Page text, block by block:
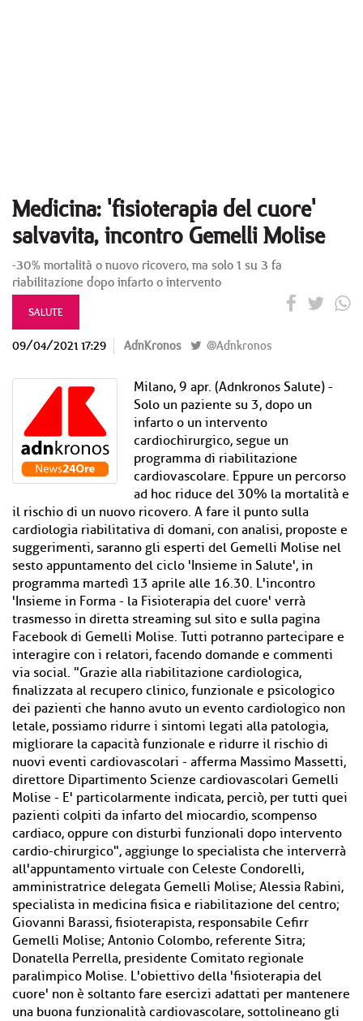
Medicina: 'fisioterapia del cuore'
salvavita, incontro Gemelli Molise
-30% mortalità o nuovo ricovero, ma solo 1 su 3 fa
riabilitazione dopo infarto o intervento
SALUTE
09/04/2021 17:29 AdnKronos @Adnkronos
Milano, 9 apr. (Adnkronos Salute) -
Solo un paziente su 3, dopo un
infarto o un intervento
cardiochirurgico, segue un
programma di riabilitazione
cardiovascolare. Eppure un percorso
ad hoc riduce del 30% la mortalità e
il rischio di un nuovo ricovero. A fare il punto sulla
cardiologia riabilitativa di domani, con analisi, proposte e
suggerimenti, saranno gli esperti del Gemelli Molise nel
sesto appuntamento del ciclo 'Insieme in Salute', in
programma martedì 13 aprile alle 16.30. L'incontro
'Insieme in Forma - la Fisioterapia del cuore' verrà
trasmesso in diretta streaming sul sito e sulla pagina
Facebook di Gemelli Molise. Tutti potranno partecipare e
interagire con i relatori, facendo domande e commenti
via social. "Grazie alla riabilitazione cardiologica,
finalizzata al recupero clinico, funzionale e psicologico
dei pazienti che hanno avuto un evento cardiologico non
letale, possiamo ridurre i sintomi legati alla patologia,
migliorare la capacità funzionale e ridurre il rischio di
nuovi eventi cardiovascolari - afferma Massimo Massetti,
direttore Dipartimento Scienze cardiovascolari Gemelli
Molise - E' particolarmente indicata, perciò, per tutti quei
pazienti colpiti da infarto del miocardio, scompenso
cardiaco, oppure con disturbi funzionali dopo intervento
cardio-chirurgico", aggiunge lo specialista che interverrà
all'appuntamento virtuale con Celeste Condorelli,
amministratrice delegata Gemelli Molise; Alessia Rabini,
specialista in medicina fisica e riabilitazione del centro;
Giovanni Barassi, fisioterapista, responsabile Cefirr
Gemelli Molise; Antonio Colombo, referente Sitra;
Donatella Perrella, presidente Comitato regionale
paralimpico Molise. L'obiettivo della 'fisioterapia del
cuore' non è soltanto fare esercizi adattati per mantenere
una buona funzionalità cardiovascolare, sottolineano gli